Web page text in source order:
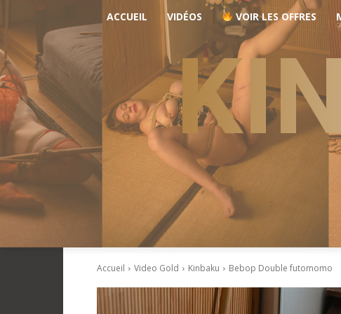
ACCUEIL VIDÉOS VOIR LES OFFRES
Accueil Video Gold Kinbaku Bebop Double futomomo